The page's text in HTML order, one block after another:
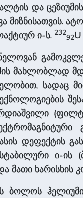
და
მიზნისათვის.
ი-ს. 232
92
მახლობლად
სადაც
დეფექტის
ი-ის
მათი
ბოლოს